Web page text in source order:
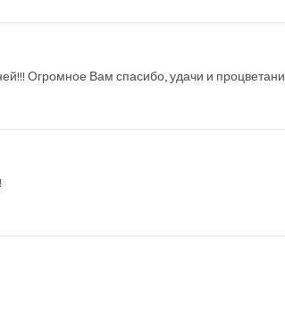
Огромное Вам спасибо, удачи и